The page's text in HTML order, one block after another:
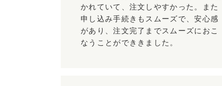
かれていて、注文しやすかった。また
申し込み手続きもスムーズで、安心感
があり、注文完了までスムーズにおこ
なうことができきました。